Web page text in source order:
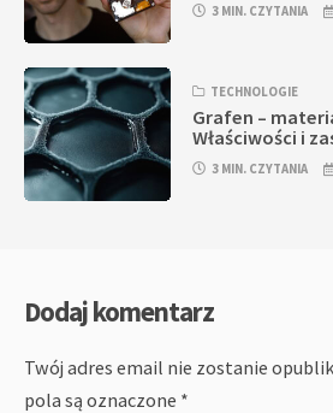
3 MIN. CZYTANIA
TECHNOLOGIE
Grafen –
Właściwości i
3 MIN. CZYTANIA
Dodaj komentarz
Twój adres email nie zostanie
pola są oznaczone *